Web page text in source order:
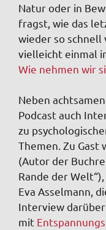
Natur oder in
fragst, wie das
wieder so schnell
vielleicht einmal
Wie nehmen wir
Neben
Podcast auch
zu
Themen. Zu Gast
(Autor der
Rande der
Eva Asselmann,
Interview
mit